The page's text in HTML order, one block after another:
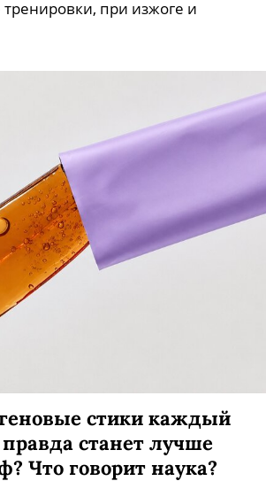
тренировки, при изжоге и
стики каждый
станет лучше
Что говорит наука?